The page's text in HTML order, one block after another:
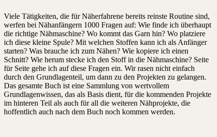
Viele Tätigkeiten, die für Näherfahrene bereits reinste Routine sind,
werfen bei Nähanfängern 1000 Fragen auf: Wie finde ich überhaupt
die richtige Nähmaschine? Wo kommt das Garn hin? Wo platziere
ich diese kleine Spule? Mit welchen Stoffen kann ich als Anfänger
starten? Was brauche ich zum Nähen? Wie kopiere ich einen
Schnitt? Wie herum stecke ich den Stoff in die Nähmaschine? Seite
für Seite gehe ich auf diese Fragen ein. Wir rasen nicht einfach
durch den Grundlagenteil, um dann zu den Projekten zu gelangen.
Das gesamte Buch ist eine Sammlung von wertvollem
Grundlagenwissen, das als Basis dient, für die kommenden Projekte
im hinteren Teil als auch für all die weiteren Nähprojekte, die
hoffentlich auch nach dem Buch noch kommen werden.